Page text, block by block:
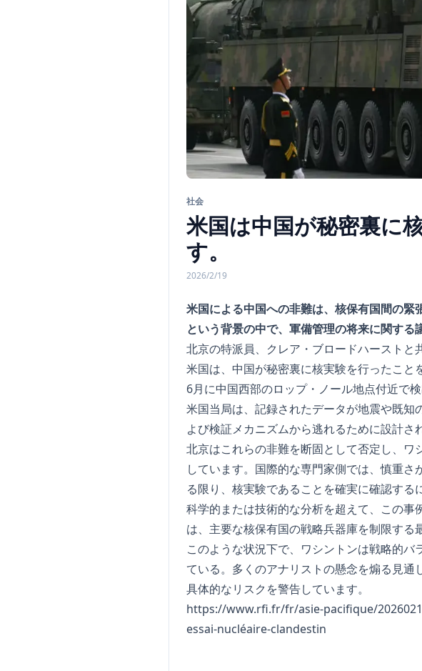
社会
米国は中国が秘密裏に
す。
2026/2/19
米国による中国への非難は、核保有国間の
という背景の中で、軍備管理の将来に関する
北京の特派員、クレア・ブロードハーストと
米国は、中国が秘密裏に核実験を行ったこ
6月に中国西部のロップ・ノール地点付近で
米国当局は、記録されたデータが地震や既
よび検証メカニズムから逃れるために設計さ
北京はこれらの非難を断固として否定し、
しています。国際的な専門家側では、慎重
る限り、核実験であることを確実に確認する
科学的または技術的な分析を超えて、この
は、主要な核保有国の戦略兵器庫を制限する
このような状況下で、ワシントンは戦略的
ている。多くのアナリストの懸念を煽る見
具体的なリスクを警告しています。
https://www.rfi.fr/fr/asie-pacifique/
essai-nucléaire-clandestin